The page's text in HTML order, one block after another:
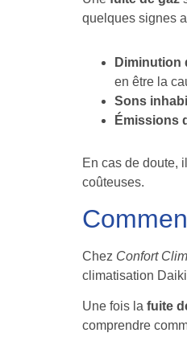
quelques signes
Diminution
en être la
Sons
Émissions
En cas de doute,
coûteuses.
Chez Confort
climatisation
Une fois la fuite
comprendre